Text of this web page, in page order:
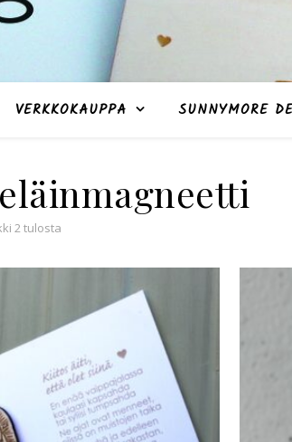
VERKKOKAUPPA SUNNYMORE
2 tulosta